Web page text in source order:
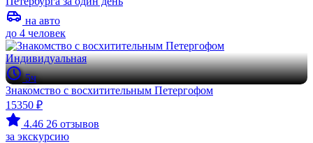
на авто
до 4 человек
Индивидуальная
5ч
Знакомство с восхитительным Петергофом
15350 ₽
4.46 26 отзывов
за экскурсию